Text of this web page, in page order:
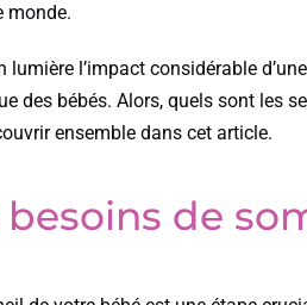
monde.
l’impact considérable
bébés. Alors, quels sont les
ensemble dans cet article.
de